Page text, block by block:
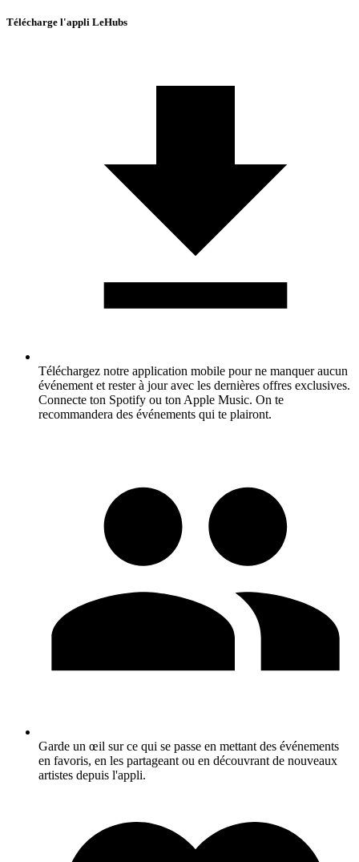
Télécharge l'appli LeHubs
Téléchargez notre application mobile pour ne manquer aucun
événement et rester à jour avec les dernières offres exclusives.
Connecte ton Spotify ou ton Apple Music. On te
recommandera des événements qui te plairont.
Garde un œil sur ce qui se passe en mettant des événements
en favoris, en les partageant ou en découvrant de nouveaux
artistes depuis l'appli.